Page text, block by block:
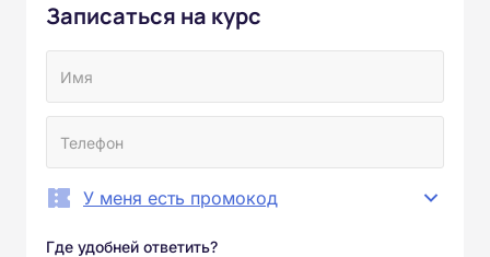
Записаться на курс
У меня есть промокод
Где удобней ответить?